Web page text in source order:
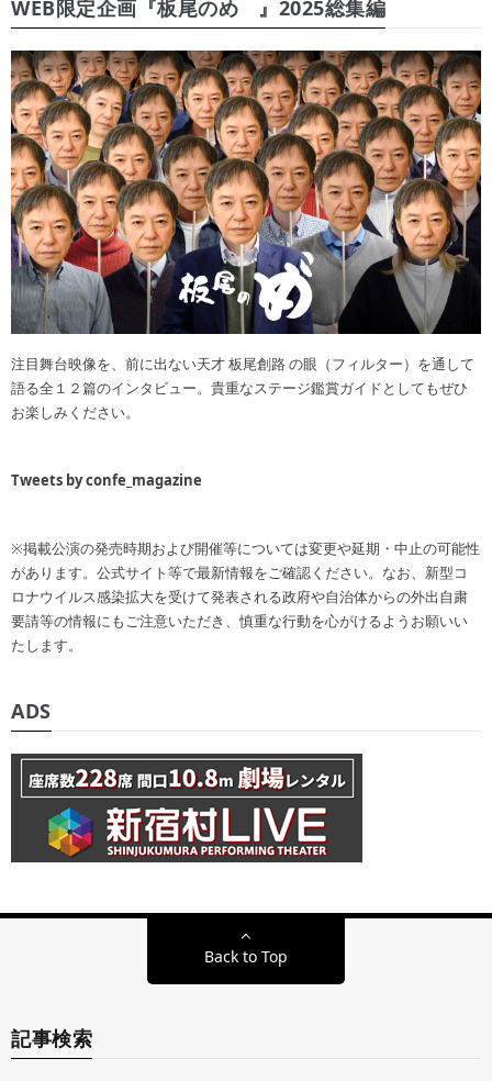
WEB限定企画『板尾のめ゙』2025総集編
注目舞台映像を、前に出ない天才 板尾創路 の眼（フィルター）を通して
語る全１２篇のインタビュー。貴重なステージ鑑賞ガイドとしてもぜひ
お楽しみください。
Tweets by confe_magazine
※掲載公演の発売時期および開催等については変更や延期・中止の可能性
があります。公式サイト等で最新情報をご確認ください。なお、新型コ
ロナウイルス感染拡大を受けて発表される政府や自治体からの外出自粛
要請等の情報にもご注意いただき、慎重な行動を心がけるようお願いい
たします。
ADS
Back to Top
記事検索